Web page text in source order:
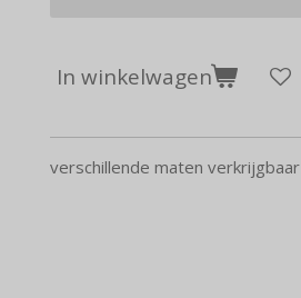
In winkelwagen
verschillende maten verkrijgbaar